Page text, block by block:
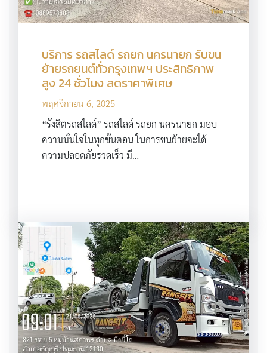
บริการ รถสไลด์ รถยก นครนายก รับขน
ย้ายรถยนต์ทั่วกรุงเทพฯ ประสิทธิภาพ
สูง 24 ชั่วโมง ลดราคาพิเศษ
พฤศจิกายน 6, 2025
“รังสิตรถสไลด์” รถสไลด์ รถยก นครนายก มอบ
ความมั่นใจในทุกขั้นตอน ในการขนย้ายจะได้
ความปลอดภัยรวดเร็ว มี…